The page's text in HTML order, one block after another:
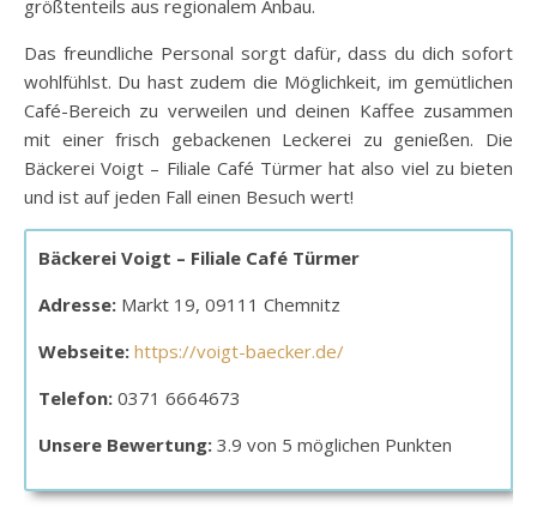
größtenteils aus regionalem Anbau.
Das freundliche Personal sorgt dafür, dass du dich sofort
wohlfühlst. Du hast zudem die Möglichkeit, im gemütlichen
Café-Bereich zu verweilen und deinen Kaffee zusammen
mit einer frisch gebackenen Leckerei zu genießen. Die
Bäckerei Voigt – Filiale Café Türmer hat also viel zu bieten
und ist auf jeden Fall einen Besuch wert!
Bäckerei Voigt – Filiale Café Türmer
Adresse: Markt 19, 09111 Chemnitz
Webseite: https://voigt-baecker.de/
Telefon: 0371 6664673
Unsere Bewertung: 3.9 von 5 möglichen Punkten